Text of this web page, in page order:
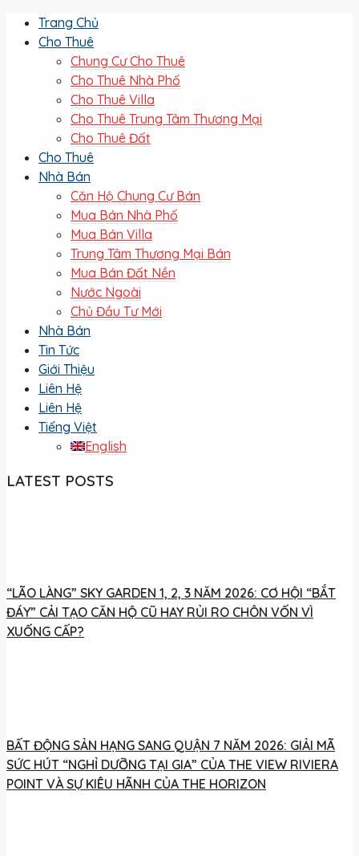
Trang Chủ
Cho Thuê
Chung Cư Cho Thuê
Cho Thuê Nhà Phố
Cho Thuê Villa
Cho Thuê Trung Tâm Thương Mại
Cho Thuê Đất
Cho Thuê
Nhà Bán
Căn Hộ Chung Cư Bán
Mua Bán Nhà Phố
Mua Bán Villa
Trung Tâm Thương Mại Bán
Mua Bán Đất Nền
Nước Ngoài
Chủ Đầu Tư Mới
Nhà Bán
Tin Tức
Giới Thiệu
Liên Hệ
Liên Hệ
Tiếng Việt
English
LATEST POSTS
“LÃO LÀNG” SKY GARDEN 1, 2, 3 NĂM 2026: CƠ HỘI “BẮT
ĐÁY” CẢI TẠO CĂN HỘ CŨ HAY RỦI RO CHÔN VỐN VÌ
XUỐNG CẤP?
BẤT ĐỘNG SẢN HẠNG SANG QUẬN 7 NĂM 2026: GIẢI MÃ
SỨC HÚT “NGHỈ DƯỠNG TẠI GIA” CỦA THE VIEW RIVIERA
POINT VÀ SỰ KIÊU HÃNH CỦA THE HORIZON